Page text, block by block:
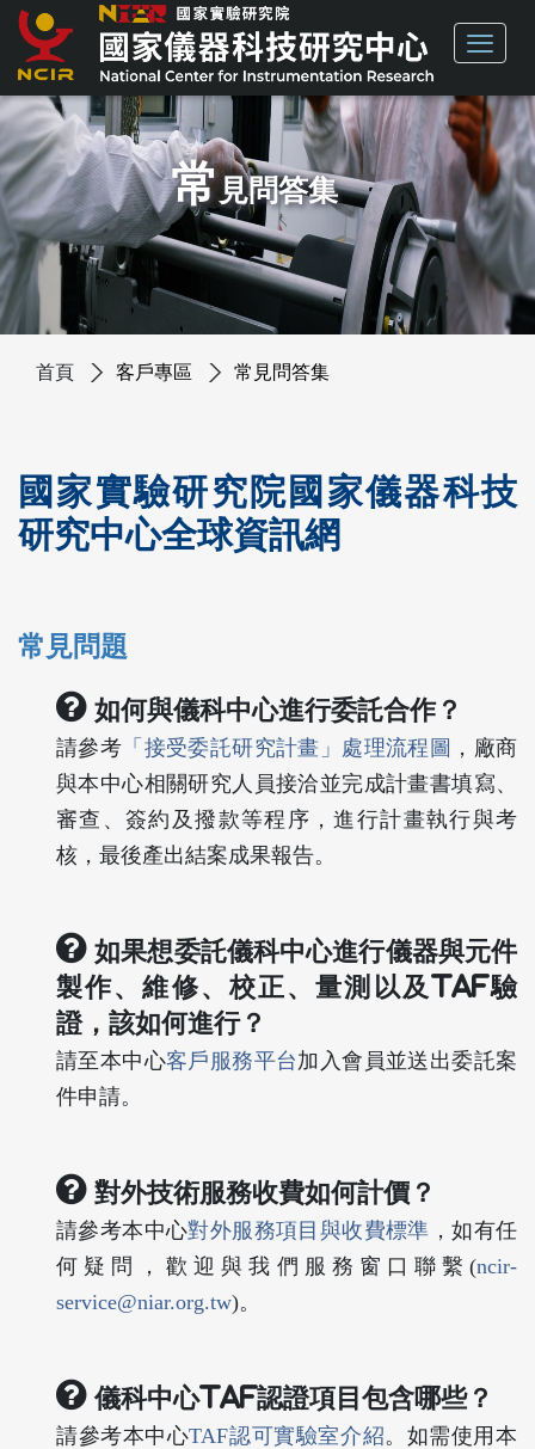
常見問答集
首頁 客戶專區 常見問答集
國家實驗研究院國家儀器科技
研究中心全球資訊網
常見問題
如何與儀科中心進行委託合作？
請參考 「接受委託研究計畫」處理流程圖 ，廠商
與本中心相關研究人員接洽並完成計畫書填寫、
審查、簽約及撥款等程序，進行計畫執行與考
核，最後產出結案成果報告。
如果想委託儀科中心進行儀器與元件
製作、維修、校正、量測以及TAF驗
證，該如何進行？
請至本中心客戶服務平台加入會員並送出委託案
件申請。
對外技術服務收費如何計價？
請參考本中心對外服務項目與收費標準 ，如有任
何疑問，歡迎與我們服務窗口聯繫(ncir-
service@niar.org.tw)。
儀科中心TAF認證項目包含哪些？
請參考本中心TAF認可實驗室介紹。如需使用本